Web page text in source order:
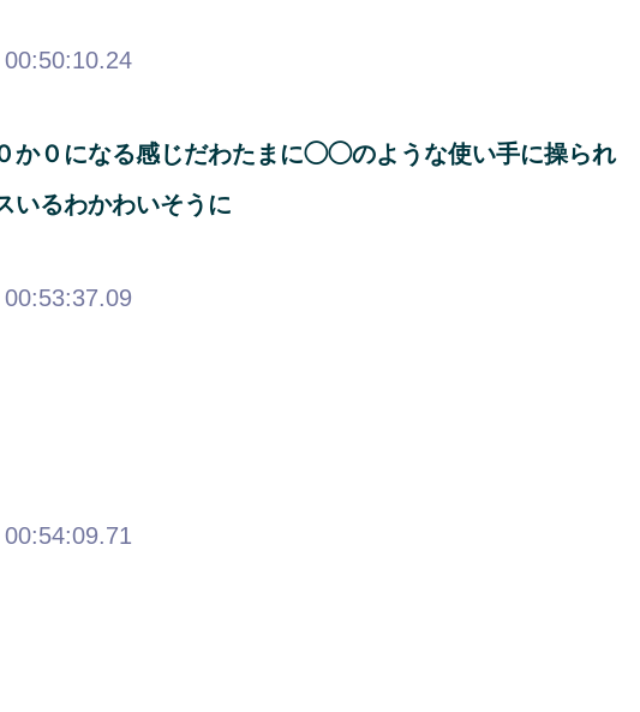
か０になる感じだわたまに◯◯のような使い手に操られ
いるわかわいそうに